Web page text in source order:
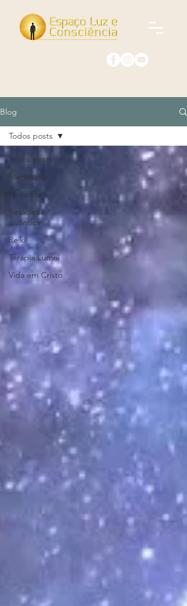
Blog
Todos posts
Meditação
Nova Era
Realidade
quântica
Reiki
Terapia Lumni
Vida em Cristo
Todos posts